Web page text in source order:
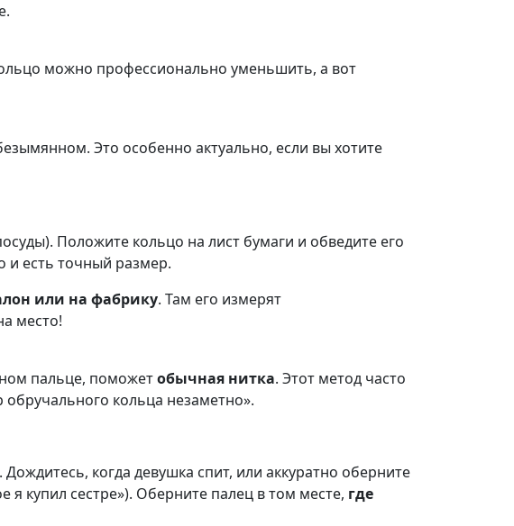
можно профессионально уменьшить, а вот
Это особенно актуально, если вы хотите
Положите кольцо на лист бумаги и обведите его
и есть точный размер.
или на фабрику. Там его измерят
место!
пальце, поможетобычная нитка. Этот метод часто
кольца незаметно».
когда девушка спит, или аккуратно оберните
купил сестре»). Оберните палец в том месте, где